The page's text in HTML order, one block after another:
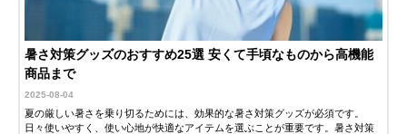
暑さ対策グッズのおすすめ25選 安くて手頃なものから高機能
商品まで
2025-08-04
夏の厳しい暑さを乗り切るためには、効果的な暑さ対策グッズが必須です。
日々使いやすく、使い心地が快適なアイテムを選ぶことが重要です。暑さ対策